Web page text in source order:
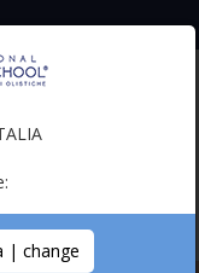
alla mailing list
| change